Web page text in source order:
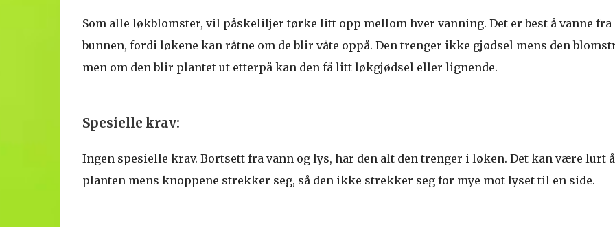
Som alle løkblomster, vil påskeliljer tørke litt opp mellom hver vanning. Det er best å vanne fra
bunnen, fordi løkene kan råtne om de blir våte oppå. Den trenger ikke gjødsel mens den
men om den blir plantet ut etterpå kan den få litt løkgjødsel eller lignende.
Spesielle krav:
Ingen spesielle krav. Bortsett fra vann og lys, har den alt den trenger i løken. Det kan være lurt
planten mens knoppene strekker seg, så den ikke strekker seg for mye mot lyset til en side.